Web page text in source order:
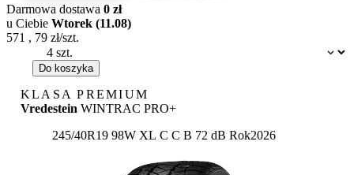
Dostępność:
Darmowa dostawa 0 zł
u Ciebie Wtorek (11.08)
571 , 79 zł/szt.
Do koszyka
KLASA PREMIUM
Vredestein WINTRAC PRO+
245/40R19 98W XL Etykieta:
C C B 72 dB Rok2026